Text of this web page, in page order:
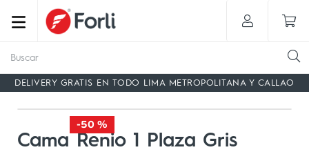
DELIVERY GRATIS EN TODO LIMA METROPOLITANA Y CALLAO
-50 %
Cama Renio 1 Plaza Gris